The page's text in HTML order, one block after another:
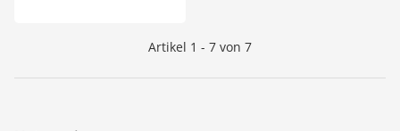
Artikel 1 - 7 von 7